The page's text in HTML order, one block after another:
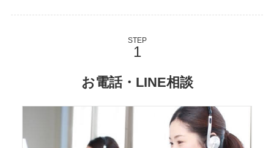
STEP
お電話・LINE相談